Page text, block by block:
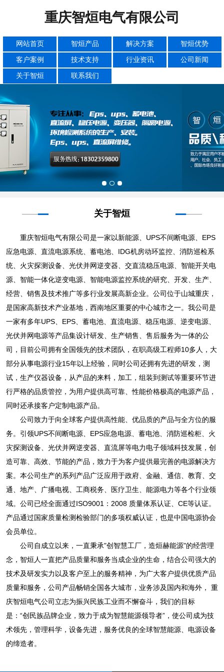
重庆智烜电气有限公司
网站首页 智烜产品 解决方案 智烜优势
客户案例 技术支持 行业资讯 公司新闻
关于智烜 联系我们
关于智烜
重庆智烜电气有限公司是一家以新能源、UPS不间断电源、EPS
应急电源、直流电源系统、蓄电池、IDG机房动环监控、消防巡检系
统、火灾探测设备、光伏并网逆变器、交直流稳压电源、智能开关电
源、智能一体化逆变电源、智能电源监控系统的研究、开发、生产、
经营、销售及技术推广等多行业发展高新企业。公司位于山城重庆，
是国家高新技术产业基地，西南地区重要的中心城市之一。我公司是
一家有多年UPS、EPS、蓄电池、直流电源、稳压电源、逆变电源、
光伏并网电源等产品集设计研发、生产销售、售后服务为一体的公
司，目前公司拥有全国领先的技术团队，在职高级工程师10多人，大
部分从事电源行业15年以上经验，同时公司还拥有先进的研发，测
试，生产仪器设备，从产品的来料，加工，组装到测试等重要环节进
行严格的品质管控，为用户提供高可靠、性能价格极高的电源产品，
同时还承接客户定制电源产品。
公司致力于向全球客户提供高性能、优品质的产品与全方位的服
务。引领UPS不间断电源、EPS应急电源、蓄电池、消防巡检柜、火
灾探测设备、光伏并网逆变器、直流屏等电力电子领域科技发展，创
造可靠、高效、节能的产品，致力于为客户提供最完善的电源解决方
案。本公司生产的系列产品广泛应用于政府、金融、通信、教育、交
通、地产、广播电视、工商税务、医疗卫生、能源电力等各个行业领
域。公司已经全面通过ISO9001：2008 质量体系认证、CE等认证。
产品通过国家质量检测检验部门的多项权威认证，也是中国电源协会
会员单位。
公司自成立以来，一直秉承"创智慧工厂，造烜赫能源"的经营理
念，智烜人一直把产品质量和服务当成企业的生命，结合公司强大的
技术及研发实力以及客户至上的服务精神，为广大客户提供优质产品
质量和服务，公司产品畅销全国各大城市，业务涉及国内和海外， 重
庆智烜电气公司立志为振兴民族工业而不懈奋斗，我们的目标
是：“创民族品牌企业，致力于成为智慧能源领导者”，使公司成为技
术领先，管理科学，设备先进，服务优良的全球智慧能源、电源设备
的缔造者。